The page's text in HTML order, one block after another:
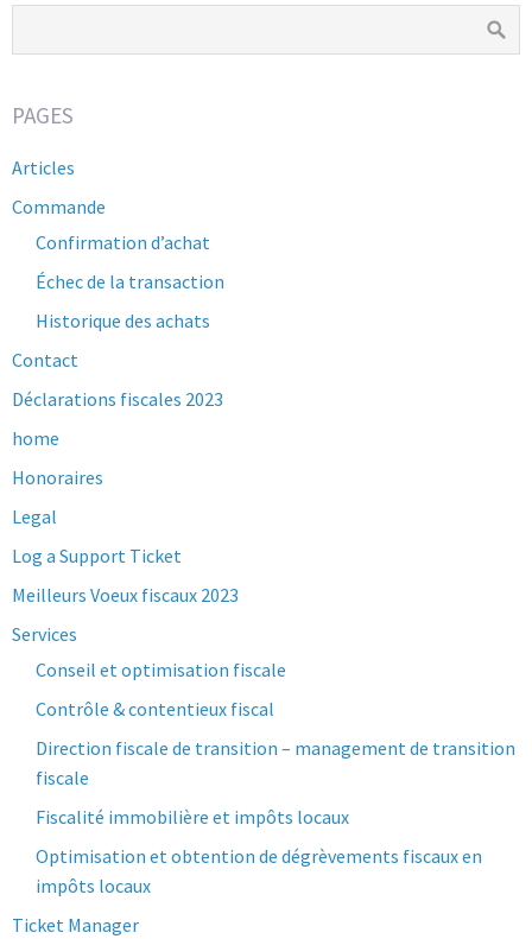
PAGES
Articles
Commande
Confirmation d’achat
Échec de la transaction
Historique des achats
Contact
Déclarations fiscales 2023
home
Honoraires
Legal
Log a Support Ticket
Meilleurs Voeux fiscaux 2023
Services
Conseil et optimisation fiscale
Contrôle & contentieux fiscal
Direction fiscale de transition – management de transition
fiscale
Fiscalité immobilière et impôts locaux
Optimisation et obtention de dégrèvements fiscaux en
impôts locaux
Ticket Manager